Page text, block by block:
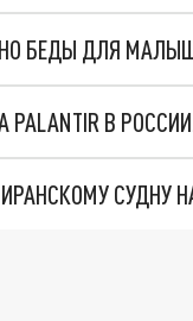
БЕДЫ ДЛЯ
СУДНУ